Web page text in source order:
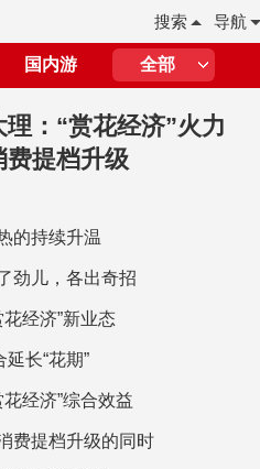
导航
搜索
国内游 全部
理：“赏花经济”火力
费提档升级
的持续升温
劲儿，各出奇招
经济”新业态
延长“花期”
经济”综合效益
费提档升级的同时